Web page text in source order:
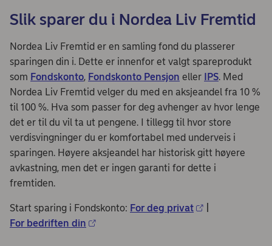
Slik sparer du i Nordea Liv Fremtid
Nordea Liv Fremtid er en samling fond du plasserer
sparingen din i. Dette er innenfor et valgt spareprodukt
som Fondskonto, Fondskonto Pensjon eller IPS. Med
Nordea Liv Fremtid velger du med en aksjeandel fra 10 %
til 100 %. Hva som passer for deg avhenger av hvor lenge
det er til du vil ta ut pengene. I tillegg til hvor store
verdisvingninger du er komfortabel med underveis i
sparingen. Høyere aksjeandel har historisk gitt høyere
avkastning, men det er ingen garanti for dette i
fremtiden.
Start sparing i Fondskonto: For deg privat
For bedriften din